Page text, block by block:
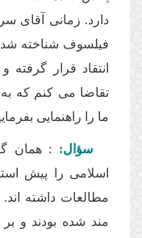
دارد. زمانى آقاى
فیلسوف شناخته شده
انتقاد قرار
تقاضا مى كنم كه
ما را راهنمایى
سؤال: : همان
اسلامى را پیش
مطالعات داشته
مند شده بودند و